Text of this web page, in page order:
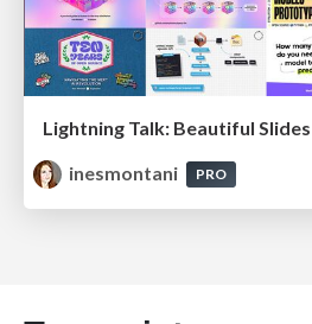
Lightning Talk: Beautiful
inesmontani
PRO